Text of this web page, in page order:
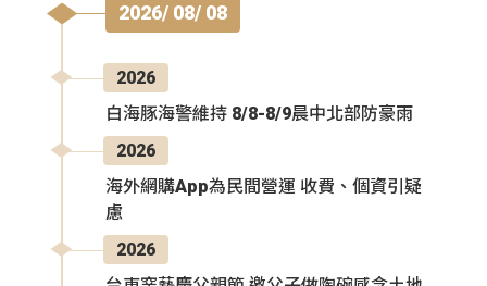
2026/ 08/ 08
2026
白海豚海警維持 8/8-8/9晨中北部防豪雨
2026
海外網購App為民間營運 收費、個資引疑
慮
2026